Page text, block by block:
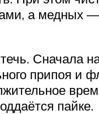
а
Сначала
припоя и
пайке.